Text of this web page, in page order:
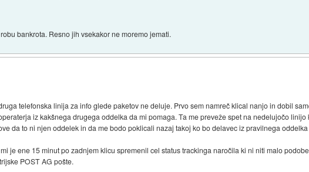
bankrota. Resno jih vsekakor ne moremo jemati.
telefonska linija za info glede paketov ne deluje. Prvo sem namreč klical nanjo in dobil
iz kakšnega drugega oddelka da mi pomaga. Ta me preveže spet na nedelujočo linijo
da to ni njen oddelek in da me bodo poklicali nazaj takoj ko bo delavec iz pravilnega
je ene 15 minut po zadnjem klicu spremenil cel status trackinga naročila ki ni niti malo
POST AG pošte.